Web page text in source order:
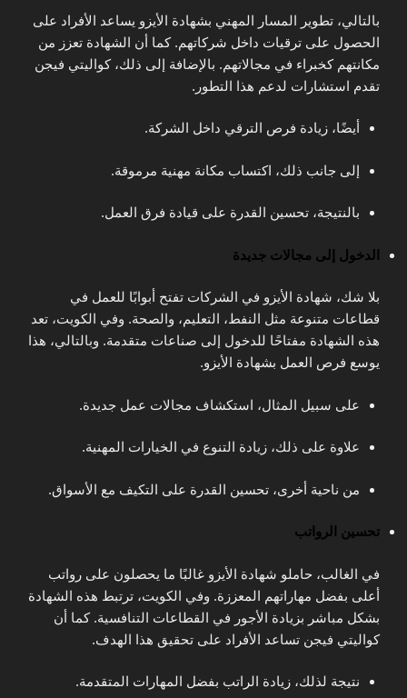
بالتالي، تطوير المسار المهني بشهادة الأيزو يساعد الأفراد على
الحصول على ترقيات داخل شركاتهم. كما أن الشهادة تعزز من
مكانتهم كخبراء في مجالاتهم. بالإضافة إلى ذلك، كواليتي فيجن
تقدم استشارات لدعم هذا التطور.
أيضًا، زيادة فرص الترقي داخل الشركة.
إلى جانب ذلك، اكتساب مكانة مهنية مرموقة.
بالنتيجة، تحسين القدرة على قيادة فرق العمل.
الدخول إلى مجالات جديدة
بلا شك، شهادة الأيزو في الشركات تفتح أبوابًا للعمل في
قطاعات متنوعة مثل النفط، التعليم، والصحة. وفي الكويت، تعد
هذه الشهادة مفتاحًا للدخول إلى صناعات متقدمة. وبالتالي، هذا
يوسع فرص العمل بشهادة الأيزو.
على سبيل المثال، استكشاف مجالات عمل جديدة.
علاوة على ذلك، زيادة التنوع في الخيارات المهنية.
من ناحية أخرى، تحسين القدرة على التكيف مع الأسواق.
تحسين الرواتب
في الغالب، حاملو شهادة الأيزو غالبًا ما يحصلون على رواتب
أعلى بفضل مهاراتهم المعززة. وفي الكويت، ترتبط هذه الشهادة
بشكل مباشر بزيادة الأجور في القطاعات التنافسية. كما أن
كواليتي فيجن تساعد الأفراد على تحقيق هذا الهدف.
نتيجة لذلك، زيادة الراتب بفضل المهارات المتقدمة.